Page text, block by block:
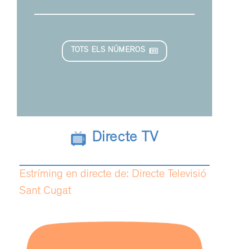
TOTS ELS NÚMEROS
Directe TV
Estríming en directe de: Directe Televisió
Sant Cugat